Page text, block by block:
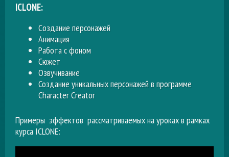
ICLONE:
Cоздание персонажей
Анимация
Работа с фоном
Сюжет
Озвучивание
Создание уникальных персонажей в программе
Character Creator
Примеры эффектов рассматриваемых на уроках в рамках
курса ICLONE: